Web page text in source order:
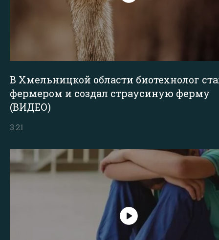
В Хмельницкой области биотехнолог
фермером и создал страусиную ферму
(ВИДЕО)
3:21